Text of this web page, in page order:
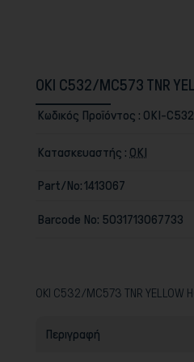
OKI C532/MC573 TNR
Κωδικός Προϊόντος : OKI-
Κατασκευαστής : OKI
Part/No:1413067
Barcode No: 5031713067733
OKI C532/MC573 TNR
Περιγραφή